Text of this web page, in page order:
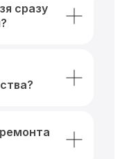
сразу